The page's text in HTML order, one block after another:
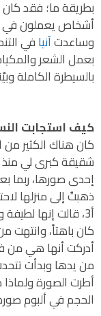
بطريقة ما؛ فقد كان
أشخاص يعملون في
وساعدتآنيافي
بعمل الشعر
بالسيطرة الكاملة
كيف استجابت
كان هناك الكثير
شقيقة كبرى لي منذ
إحدى صورها، ربما
ذهبتُ إلى منزلها
أ3، قالت إنها
كان باهتاً،
أدركت أنها هي من
من يدها وبدأت
أطرت الصورة
الحجم في ألبوم